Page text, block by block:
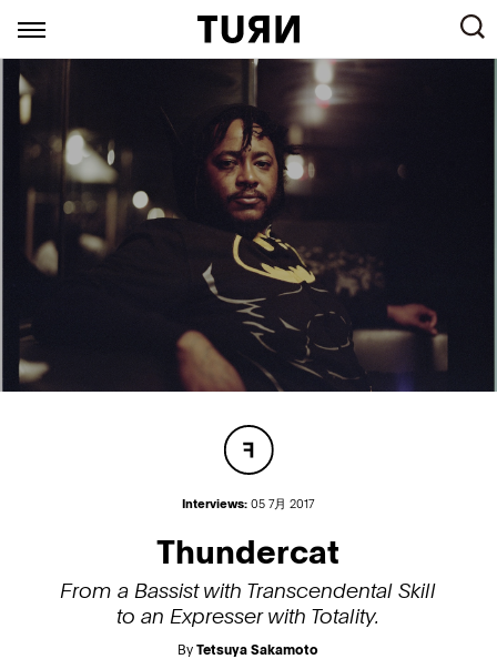
Interviews: 05 7月 2017
Thundercat
From a Bassist with Transcendental Skill
to an Expresser with Totality.
ByTetsuya Sakamoto